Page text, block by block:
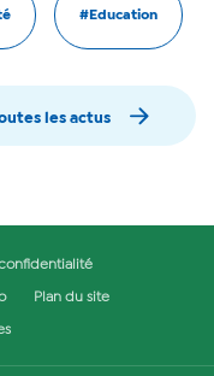
#Education
les actus
Plan du site